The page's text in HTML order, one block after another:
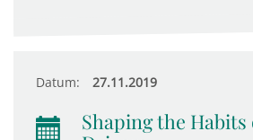
Datum: 27.11.2019
Shaping the Habits